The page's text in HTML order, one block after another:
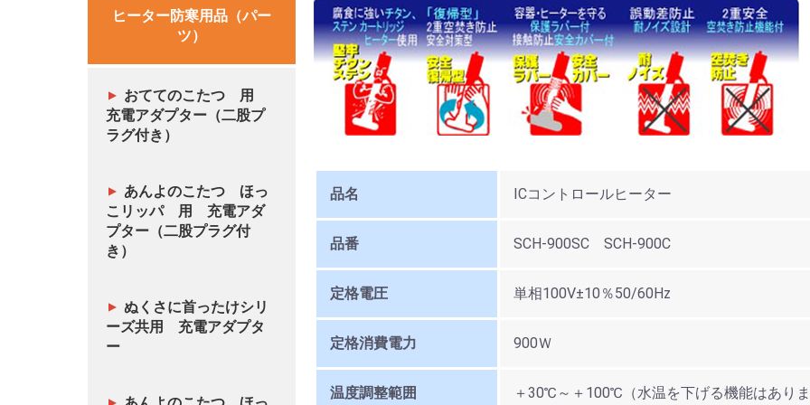
ヒーター防寒用品（パー
ツ）
おててのこたつ 用
充電アダプター（二股プ
ラグ付き）
あんよのこたつ ほっ
こリッパ 用 充電アダ
プター（二股プラグ付
き）
ぬくさに首ったけシリ
ーズ共用 充電アダプタ
ー
品名 ICコントロールヒーター
品番 SCH-900SC SCH-900C
定格電圧 単相100V±10％50/60Hz
定格消費電力 900Ｗ
温度調整範囲 ＋30℃～＋100℃（水温を下げる機能はありま